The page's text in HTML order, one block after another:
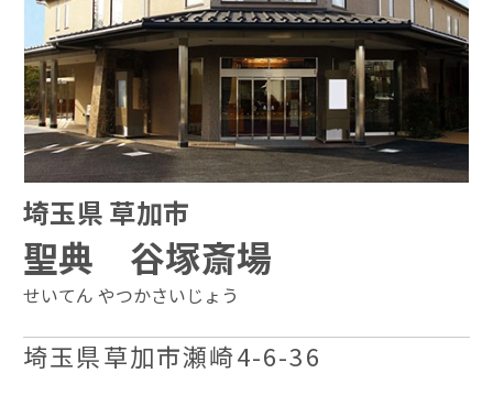
埼玉県 草加市
聖典 谷塚斎場
せいてん やつかさいじょう
埼玉県草加市瀬崎4-6-36